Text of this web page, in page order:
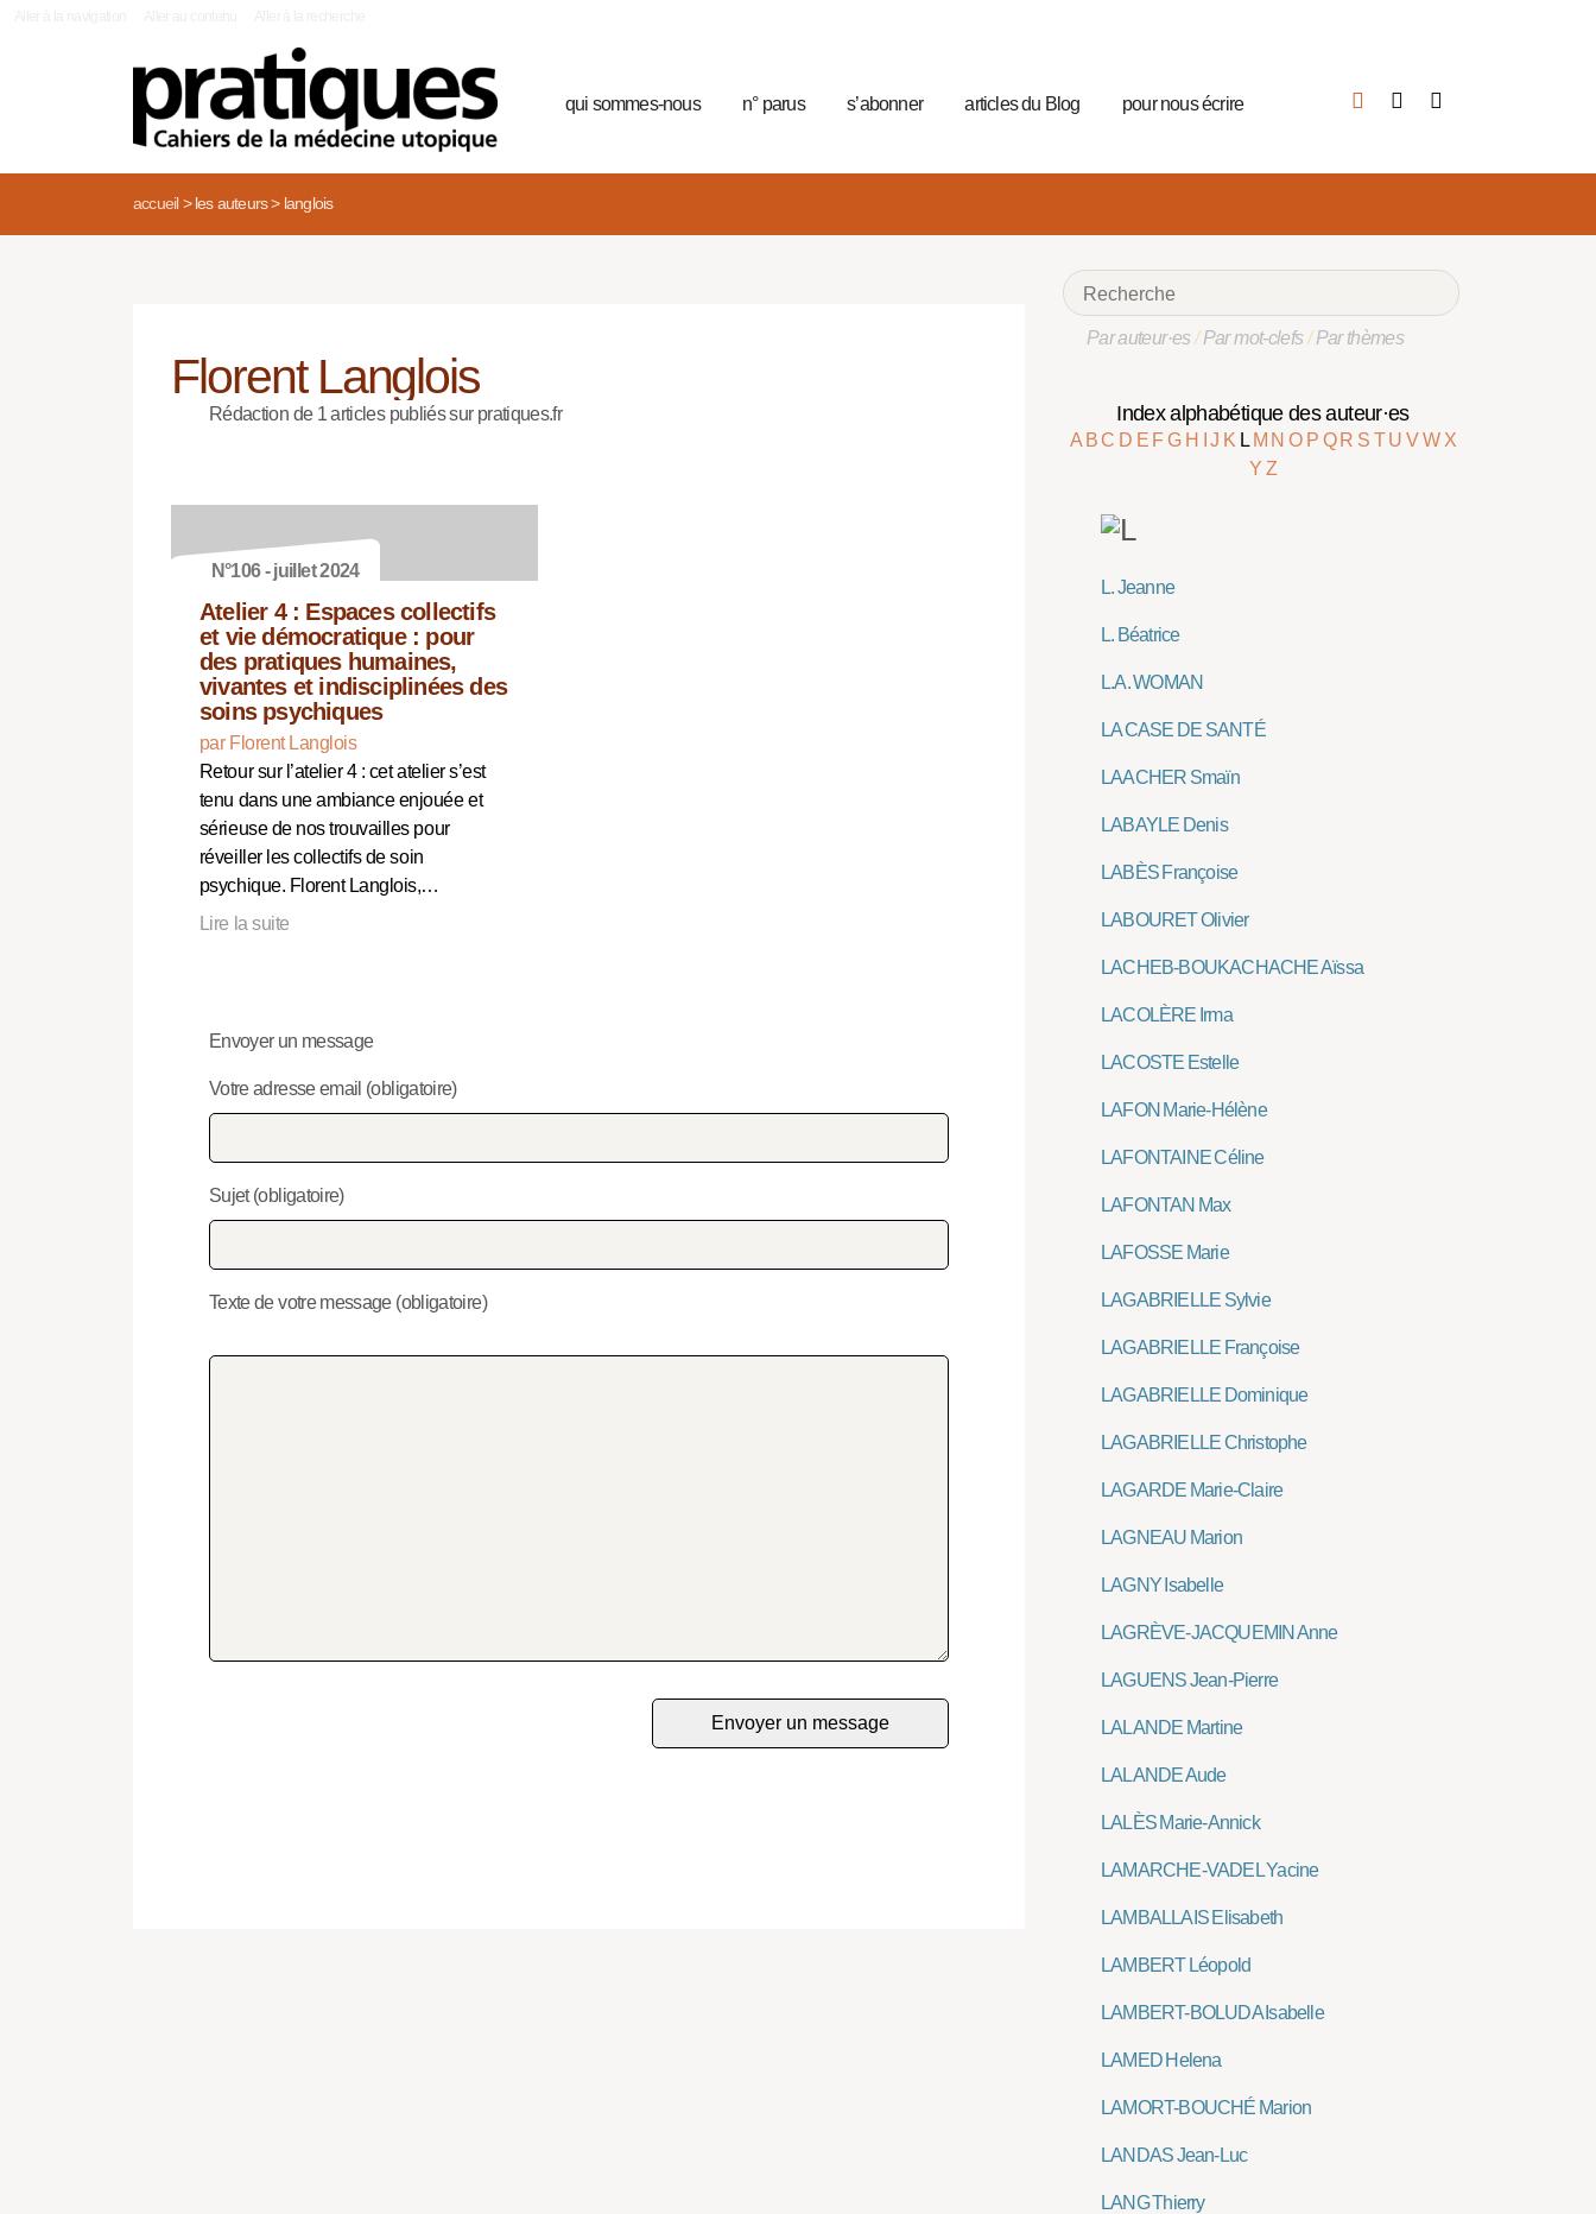
qui sommes-nous n° parus s’abonner articles du Blog pour nous écrire
accueil> les auteurs> langlois
Florent Langlois
Rédaction de 1 articles publiés sur pratiques.fr
N°106 - juillet 2024
Atelier 4 : Espaces collectifs
et vie démocratique : pour
des pratiques humaines,
vivantes et indisciplinées des
soins psychiques
par Florent Langlois
Retour sur l’atelier 4 : cet atelier s’est
tenu dans une ambiance enjouée et
sérieuse de nos trouvailles pour
réveiller les collectifs de soin
psychique. Florent Langlois,…
Lire la suite
Envoyer un message
Votre adresse email (obligatoire)
Sujet (obligatoire)
Texte de votre message (obligatoire)
Par auteur·es/Par mot-clefs/Par thèmes
Index alphabétique des auteur·es
A BC D E FG H IJ K L M NO P Q R S TUVW X
Y Z
L. Jeanne
L. Béatrice
L.A. WOMAN
LA CASE DE SANTÉ
LAACHER Smaïn
LABAYLE Denis
LABÈS Françoise
LABOURET Olivier
LACHEB-BOUKACHACHE Aïssa
LACOLÈRE Irma
LACOSTE Estelle
LAFON Marie-Hélène
LAFONTAINE Céline
LAFONTAN Max
LAFOSSE Marie
LAGABRIELLE Sylvie
LAGABRIELLE Françoise
LAGABRIELLE Dominique
LAGABRIELLE Christophe
LAGARDE Marie-Claire
LAGNEAU Marion
LAGNY Isabelle
LAGRÈVE-JACQUEMIN Anne
LAGUENS Jean-Pierre
LALANDE Martine
LALANDE Aude
LALÈS Marie-Annick
LAMARCHE-VADEL Yacine
LAMBALLAIS Elisabeth
LAMBERT Léopold
LAMBERT-BOLUDA Isabelle
LAMED Helena
LAMORT-BOUCHÉ Marion
LANDAS Jean-Luc
LANG Thierry